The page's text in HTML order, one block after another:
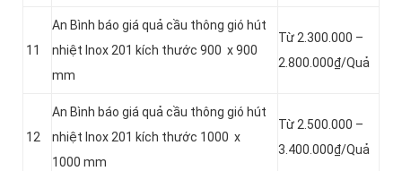
11
An Bình báo giá quả cầu thông gió hút
nhiệt Inox 201 kích thước 900 x 900
mm
Từ 2.300.000 –
2.800.000₫/Quả
12
An Bình báo giá quả cầu thông gió hút
nhiệt Inox 201 kích thước 1000 x
1000 mm
Từ 2.500.000 –
3.400.000₫/Quả